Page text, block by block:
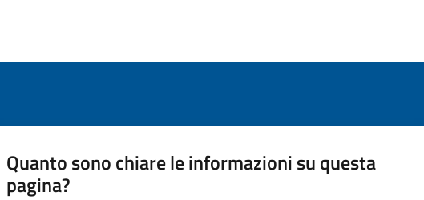
Quanto sono chiare le informazioni su questa
pagina?